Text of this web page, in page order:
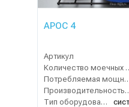
АРОС 4
Артикул
Потребляемая
Тип оборудования